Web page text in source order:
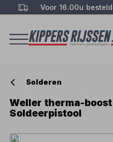
Voor 16.00u
Solderen
Weller therma-boost
Soldeerpistool